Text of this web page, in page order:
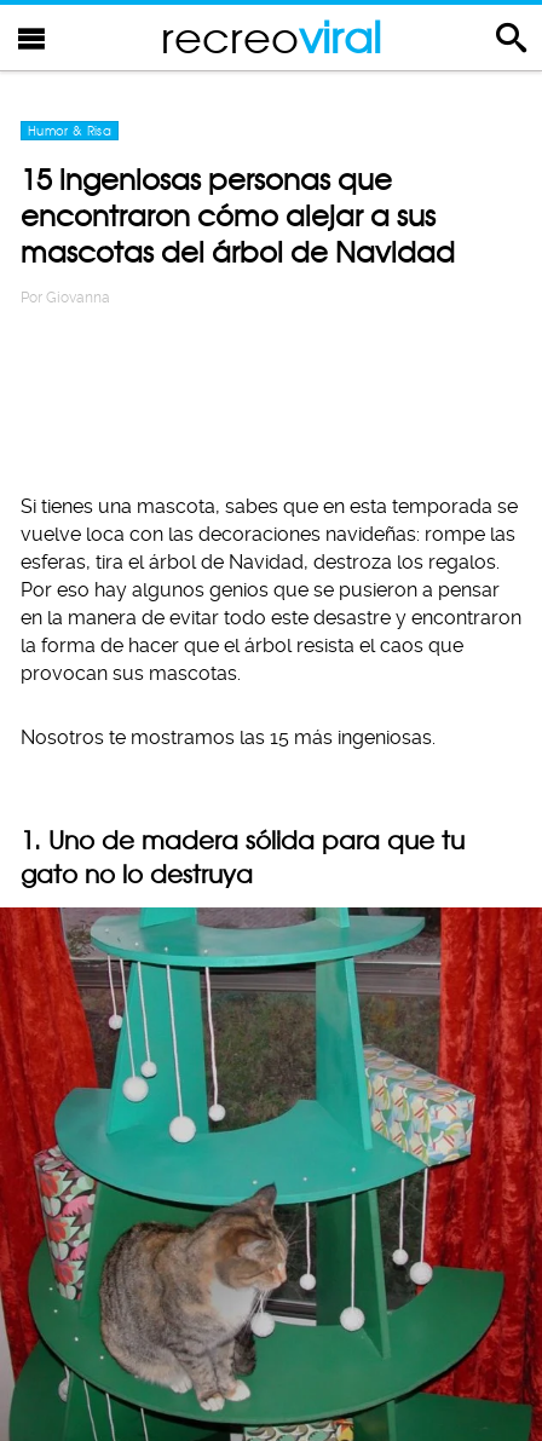
recreoviral
Humor & Risa
15 ingeniosas personas que
encontraron cómo alejar a sus
mascotas del árbol de Navidad
Por Giovanna
Si tienes una mascota, sabes que en esta temporada se
vuelve loca con las decoraciones navideñas: rompe las
esferas, tira el árbol de Navidad, destroza los regalos.
Por eso hay algunos genios que se pusieron a pensar
en la manera de evitar todo este desastre y encontraron
la forma de hacer que el árbol resista el caos que
provocan sus mascotas.
Nosotros te mostramos las 15 más ingeniosas.
1. Uno de madera sólida para que tu
gato no lo destruya